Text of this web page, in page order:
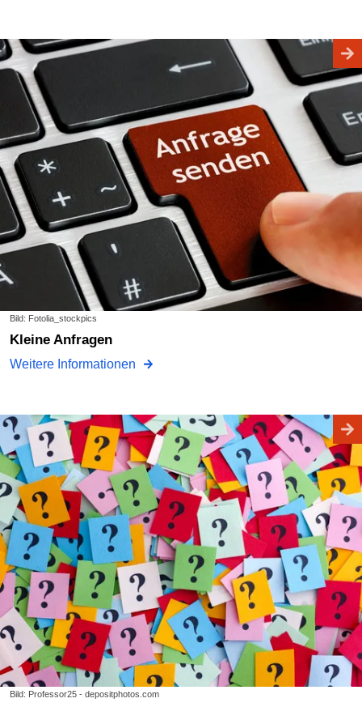
Bild: Fotolia_stockpics
Kleine Anfragen
Weitere Informationen
Bild: Professor25 - depositphotos.com